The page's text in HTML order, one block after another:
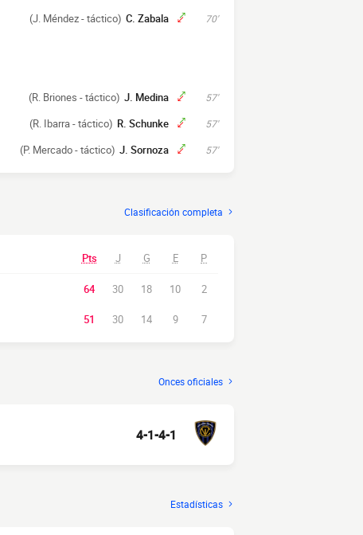
70'
C. Zabala
(J. Méndez - táctico)
57'
J. Medina
(R. Briones - táctico)
57'
R. Schunke
(R. Ibarra - táctico)
57'
J. Sornoza
(P. Mercado - táctico)
Clasificación completa
Pts J G E P
64 30 18 10 2
51 30 14 9 7
Onces oficiales
4-1-4-1
Estadísticas